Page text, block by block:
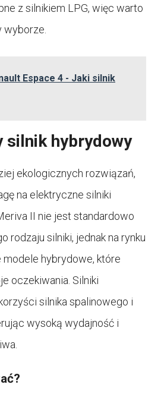
z silnikiem LPG, więc warto
Espace 4 - Jaki silnik
silnik hybrydowy
ekologicznych rozwiązań,
na elektryczne silniki
II nie jest standardowo
rodzaju silniki, jednak na rynku
modele hybrydowe, które
oczekiwania. Silniki
silnika spalinowego i
wysoką wydajność i